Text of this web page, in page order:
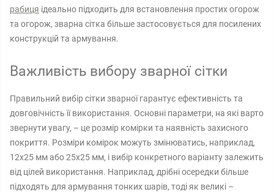
рабиця ідеально підходить для встановлення простих огорож
та огорож, зварна сітка більше застосовується для посилених
конструкцій та армування.
Важливість вибору зварної сітки
Правильний вибір сітки зварної гарантує ефективність та
довговічність її використання. Основні параметри, на які варто
звернути увагу, – це розмір комірки та наявність захисного
покриття. Розміри комірок можуть змінюватись, наприклад,
12x25 мм або 25x25 мм, і вибір конкретного варіанту залежить
від цілей використання. Наприклад, дрібні осередки більше
підходять для армування тонких шарів, тоді як великі –